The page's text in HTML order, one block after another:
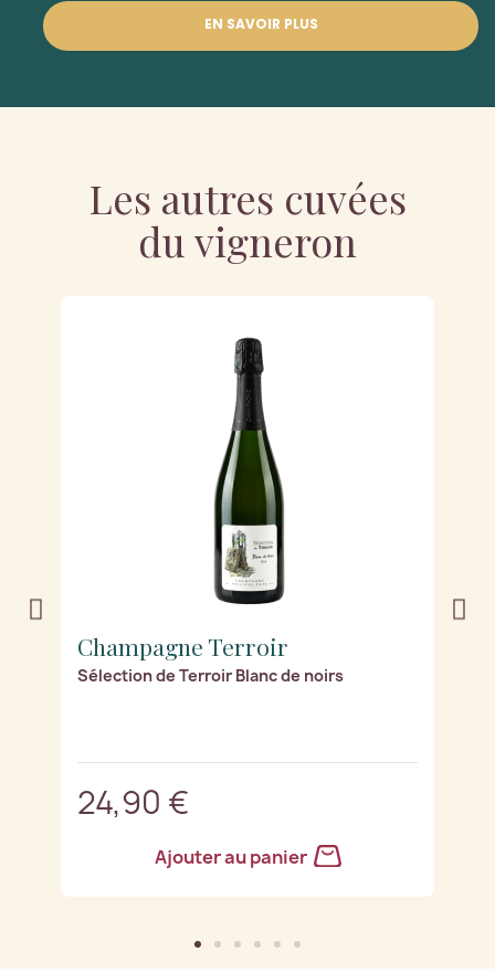
EN SAVOIR PLUS
Les autres cuvées
du vigneron
Champagne Terroir
Sélection de Terroir Blanc de noirs
24,90 €
Ajouter au panier